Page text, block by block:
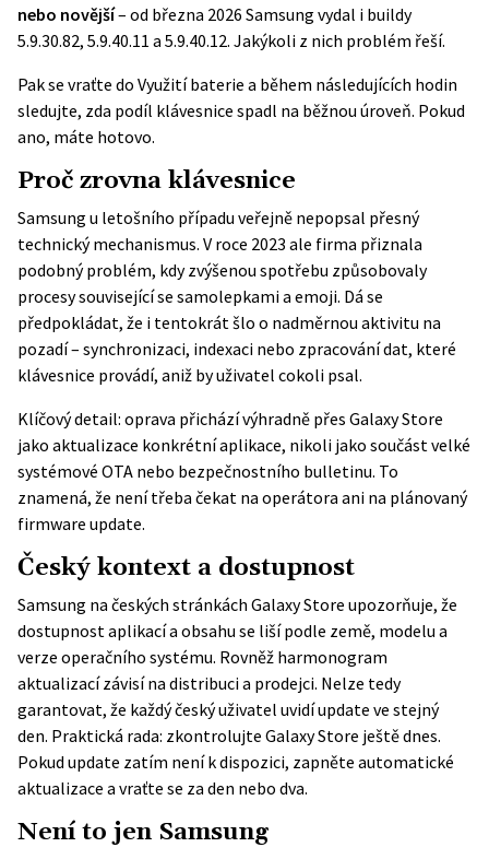
nebo novější– od března 2026 Samsung vydal i buildy
5.9.30.82, 5.9.40.11 a 5.9.40.12. Jakýkoli z nich problém řeší.
Pak se vraťte do Využití baterie a během následujících hodin
sledujte, zda podíl klávesnice spadl na běžnou úroveň. Pokud
ano, máte hotovo.
Proč zrovna klávesnice
Samsung u letošního případu veřejně nepopsal přesný
technický mechanismus. V roce 2023 ale firma přiznala
podobný problém, kdy zvýšenou spotřebu způsobovaly
procesy související se samolepkami a emoji. Dá se
předpokládat, že i tentokrát šlo o nadměrnou aktivitu na
pozadí – synchronizaci, indexaci nebo zpracování dat, které
klávesnice provádí, aniž by uživatel cokoli psal.
Klíčový detail: oprava přichází výhradně přes Galaxy Store
jako aktualizace konkrétní aplikace, nikoli jako součást velké
systémové OTA nebo bezpečnostního bulletinu. To
znamená, že není třeba čekat na operátora ani na plánovaný
firmware update.
Český kontext a dostupnost
Samsung na českých stránkách Galaxy Store upozorňuje, že
dostupnost aplikací a obsahu se liší podle země, modelu a
verze operačního systému. Rovněž harmonogram
aktualizacízávisí na distribuci a prodejci. Nelze tedy
garantovat, že každý český uživatel uvidí update ve stejný
den. Praktická rada: zkontrolujte Galaxy Store ještě dnes.
Pokud update zatím není k dispozici, zapněte automatické
aktualizace a vraťte se za den nebo dva.
Není to jen Samsung